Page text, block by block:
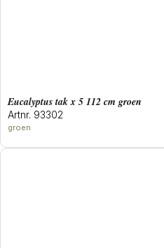
eucalyptus tak x 5 112 cm groen
Artnr. 93302
groen